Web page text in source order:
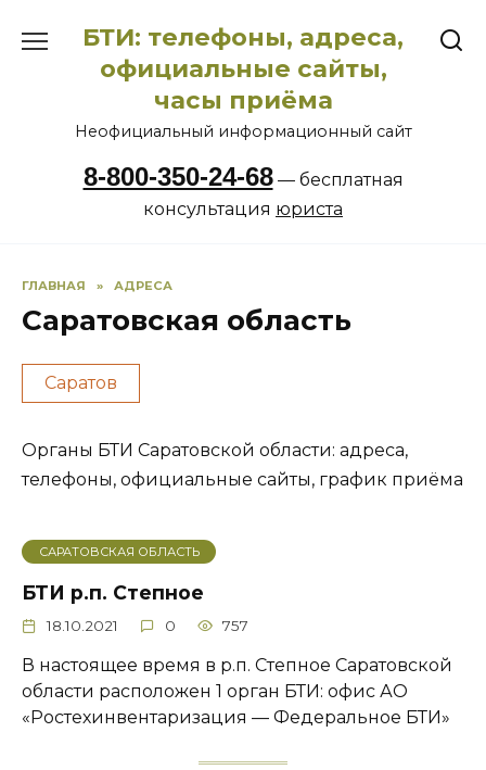
содержанию
БТИ: телефоны, адреса,
официальные сайты,
часы приёма
Неофициальный информационный сайт
8-800-350-24-68— бесплатная
консультация юриста
ГЛАВНАЯ » АДРЕСА
Саратовская область
Саратов
Органы БТИ Саратовской области: адреса,
телефоны, официальные сайты, график приёма
САРАТОВСКАЯ ОБЛАСТЬ
БТИ р.п. Степное
18.10.2021 0 757
В настоящее время в р.п. Степное Саратовской
области расположен 1 орган БТИ: офис АО
«Ростехинвентаризация — Федеральное БТИ»